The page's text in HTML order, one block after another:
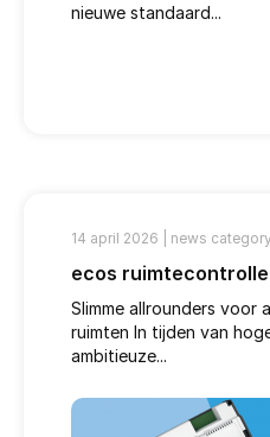
nieuwe standaard...
14 april 2026 | news category
ecos
Slimme allrounders voor
ruimten In tijden van
ambitieuze...